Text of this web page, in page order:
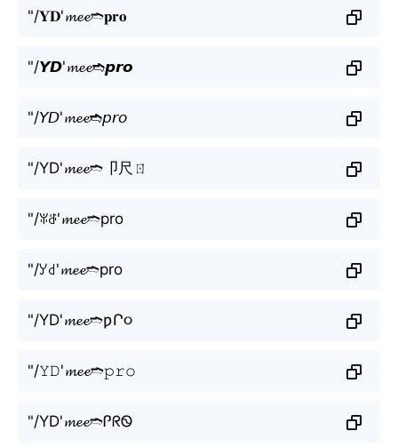
"/𝐘𝐃'𝓶𝓮𝓮➬𝐩𝐫𝐨
"/𝙔𝘿'𝓶𝓮𝓮➬𝙥𝙧𝙤
"/𝘠𝘋'𝓶𝓮𝓮➬𝘱𝘳𝘰
"/YD'𝓶𝓮𝓮➬卩尺ㄖ
"/ꐟꁕ'𝓶𝓮𝓮➬pro
"/ꌦ꒯'𝓶𝓮𝓮➬pro
"/YD'𝓶𝓮𝓮➬ƿՐ૦
"/𝚈𝙳'𝓶𝓮𝓮➬𝚙𝚛𝚘
"/YD'𝓶𝓮𝓮➬ᎵᖇᏫ